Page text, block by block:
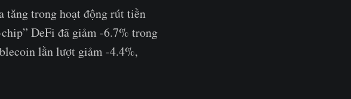
tăng trong hoạt động rút tiền
DeFi đã giảm -6.7% trong
lần lượt giảm -4.4%,